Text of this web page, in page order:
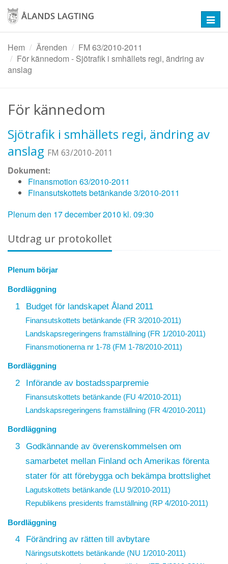
Hoppa
huvudinnehåll
Hem
Ärenden
FM 63/2010-2011
För kännedom - Sjötrafik i smhällets regi, ändring av
anslag
För kännedom
Sjötrafik i smhällets regi, ändring av
anslag FM 63/2010-2011
Dokument:
Finansmotion 63/2010-2011
Finansutskottets betänkande 3/2010-2011
Plenum den 17 december 2010 kl. 09:30
Utdrag ur protokollet
Plenum börjar
Bordläggning
1 Budget för landskapet Åland 2011
Finansutskottets betänkande (FR 3/2010-2011)
Landskapsregeringens framställning (FR 1/2010-2011)
Finansmotionerna nr 1-78 (FM 1-78/2010-2011)
Bordläggning
2 Införande av bostadssparpremie
Finansutskottets betänkande (FU 4/2010-2011)
Landskapsregeringens framställning (FR 4/2010-2011)
Bordläggning
3
Godkännande av överenskommelsen om
samarbetet mellan Finland och Amerikas förenta
stater för att förebygga och bekämpa brottslighet
Lagutskottets betänkande (LU 9/2010-2011)
Republikens presidents framställning (RP 4/2010-2011)
Bordläggning
4 Förändring av rätten till avbytare
Näringsutskottets betänkande (NU 1/2010-2011)